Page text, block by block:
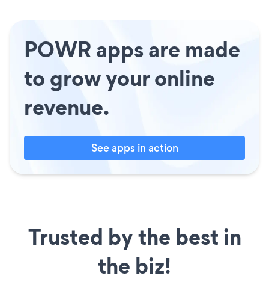
POWR apps are made
to grow your online
revenue.
See apps in action
Trusted by the best in
the biz!